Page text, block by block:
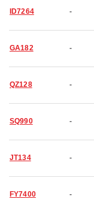
ID7264 -
GA182 -
QZ128 -
SQ990 -
JT134 -
FY7400 -